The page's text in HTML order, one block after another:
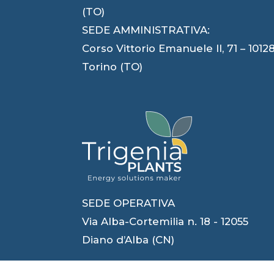
(TO)
SEDE AMMINISTRATIVA:
Corso Vittorio Emanuele II, 71 –
Torino (TO)
SEDE OPERATIVA
Via Alba-Cortemilia n. 18 - 12055
Diano d’Alba (CN)